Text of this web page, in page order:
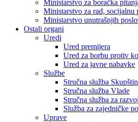
Ministarstvo za boračka
Ministarstvo za rad,
Ministarstvo unutrašnjih
Ostali organi
Uredi
Ured premijera
Ured za borbu protiv
Ured za javne nabavke
Službe
Stručna služba
Stručna služba Vlade
Stručna služba za
Služba za zajedničke
Uprave